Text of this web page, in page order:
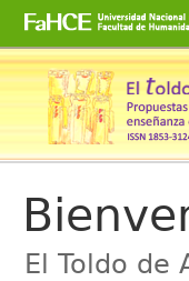
Cambiar
a
contenido.
navegación
Secciones
El Toldo de